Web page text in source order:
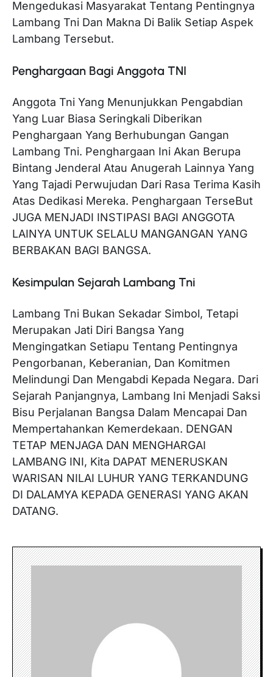
Mengedukasi Masyarakat Tentang Pentingnya
Lambang Tni Dan Makna Di Balik Setiap Aspek
Lambang Tersebut.
Penghargaan Bagi Anggota TNI
Anggota Tni Yang Menunjukkan Pengabdian
Yang Luar Biasa Seringkali Diberikan
Penghargaan Yang Berhubungan Gangan
Lambang Tni. Penghargaan Ini Akan Berupa
Bintang Jenderal Atau Anugerah Lainnya Yang
Yang Tajadi Perwujudan Dari Rasa Terima Kasih
Atas Dedikasi Mereka. Penghargaan TerseBut
JUGA MENJADI INSTIPASI BAGI ANGGOTA
LAINYA UNTUK SELALU MANGANGAN YANG
BERBAKAN BAGI BANGSA.
Kesimpulan Sejarah Lambang Tni
Lambang Tni Bukan Sekadar Simbol, Tetapi
Merupakan Jati Diri Bangsa Yang
Mengingatkan Setiapu Tentang Pentingnya
Pengorbanan, Keberanian, Dan Komitmen
Melindungi Dan Mengabdi Kepada Negara. Dari
Sejarah Panjangnya, Lambang Ini Menjadi Saksi
Bisu Perjalanan Bangsa Dalam Mencapai Dan
Mempertahankan Kemerdekaan. DENGAN
TETAP MENJAGA DAN MENGHARGAI
LAMBANG INI, Kita DAPAT MENERUSKAN
WARISAN NILAI LUHUR YANG TERKANDUNG
DI DALAMYA KEPADA GENERASI YANG AKAN
DATANG.